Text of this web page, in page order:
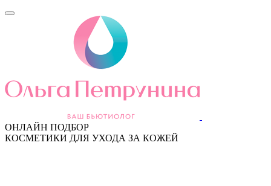
ОНЛАЙН ПОДБОР
КОСМЕТИКИ ДЛЯ УХОДА ЗА КОЖЕЙ